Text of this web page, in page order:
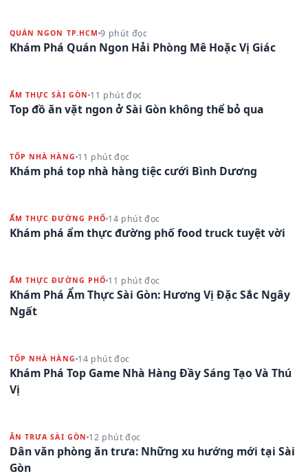
QUÁN NGON TP.HCM 9 phút đọc
Khám Phá Quán Ngon Hải Phòng Mê Hoặc Vị Giác
ẨM THỰC SÀI GÒN 11 phút đọc
Top đồ ăn vặt ngon ở Sài Gòn không thể bỏ qua
TỐP NHÀ HÀNG 11 phút đọc
Khám phá top nhà hàng tiệc cưới Bình Dương
ẨM THỰC ĐƯỜNG PHỐ 14 phút đọc
Khám phá ẩm thực đường phố food truck tuyệt vời
ẨM THỰC ĐƯỜNG PHỐ 11 phút đọc
Khám Phá Ẩm Thực Sài Gòn: Hương Vị Đặc Sắc Ngây
Ngất
TỐP NHÀ HÀNG 14 phút đọc
Khám Phá Top Game Nhà Hàng Đầy Sáng Tạo Và Thú
Vị
ĂN TRƯA SÀI GÒN 12 phút đọc
Dân văn phòng ăn trưa: Những xu hướng mới tại Sài
Gòn